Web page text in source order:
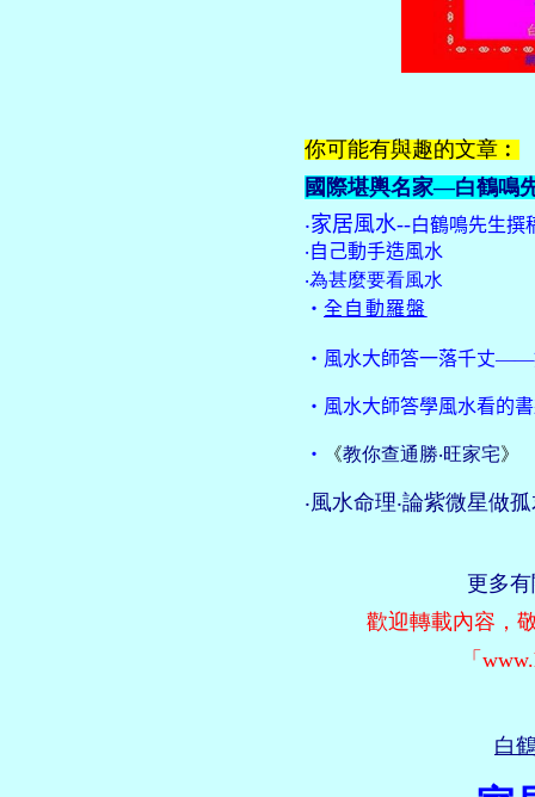
你可能有與趣的文章︰
國際堪輿名家—白鶴鳴
‧家居風水--白鶴鳴先生撰
‧自己動手造風水
‧為甚麼要看風水
‧ 全自動羅盤
‧風水大師答一落千丈——
‧ 風水大師答學風水看的
‧ 《教你查通勝‧旺家宅》
‧風水命理‧論紫微星做
更多
歡迎轉載內容，
「
白